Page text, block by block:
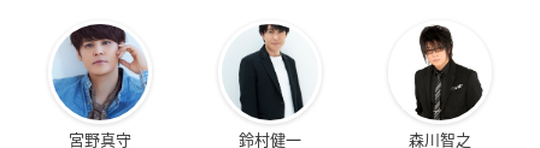
宮野真守 鈴村健一 森川智之